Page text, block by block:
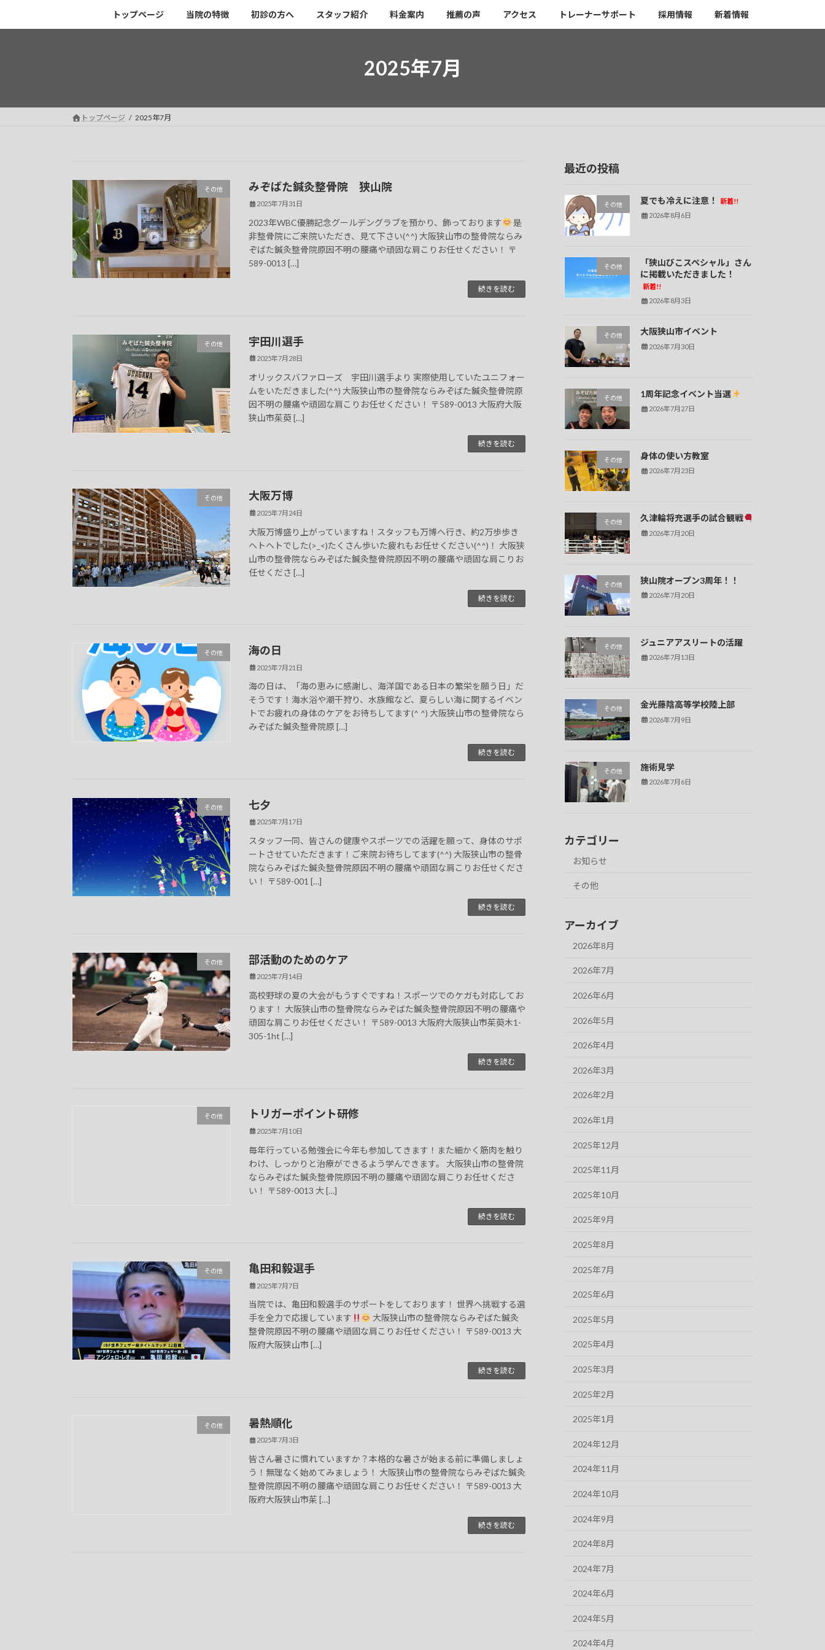
キ
に
トップページ 当院の特徴 初診の方へ スタッフ紹介 料金案内 推薦の声 アクセス トレーナーサポート 採用情報 新着情報
2025年7月
トップページ 2025年7月
その他 みぞばた鍼灸整骨院 狭山院
2025年7月31日
2023年WBC優勝記念グールデングラブを預かり、飾っております
是
非整骨院にご来院いただき、見て下さい(^^) 大阪狭山市の整骨院ならみ
ぞばた鍼灸整骨院原因不明の腰痛や頑固な肩こりお任せください！ 〒
589-0013 […]
続きを読む
その他 宇田川選手
2025年7月28日
オリックスバファローズ 宇田川選手より 実際使用していたユニフォー
ムをいただきました(^^) 大阪狭山市の整骨院ならみぞばた鍼灸整骨院原
因不明の腰痛や頑固な肩こりお任せください！ 〒589-0013 大阪府大阪
狭山市茱萸 […]
続きを読む
その他 大阪万博
2025年7月24日
大阪万博盛り上がっていますね！スタッフも万博へ行き、約2万歩歩き
ヘトヘトでした(>_<)たくさん歩いた疲れもお任せください(^^)！ 大阪狭
山市の整骨院ならみぞばた鍼灸整骨院原因不明の腰痛や頑固な肩こりお
任せくださ […]
続きを読む
その他 海の日
2025年7月21日
海の日は、「海の恵みに感謝し、海洋国である日本の繁栄を願う日」だ
そうです！海水浴や潮干狩り、水族館など、夏らしい海に関するイベン
トでお疲れの身体のケアをお待ちしてます(^ ^) 大阪狭山市の整骨院なら
みぞばた鍼灸整骨院原 […]
続きを読む
その他 七夕
2025年7月17日
スタッフ一同、皆さんの健康やスポーツでの活躍を願って、身体のサポ
ートさせていただきます！ご来院お待ちしてます(^^) 大阪狭山市の整骨
院ならみぞばた鍼灸整骨院原因不明の腰痛や頑固な肩こりお任せくださ
い！ 〒589-001 […]
続きを読む
その他 部活動のためのケア
2025年7月14日
高校野球の夏の大会がもうすぐですね！スポーツでのケガも対応してお
ります！ 大阪狭山市の整骨院ならみぞばた鍼灸整骨院原因不明の腰痛や
頑固な肩こりお任せください！ 〒589-0013 大阪府大阪狭山市茱萸木1-
305-1ht […]
続きを読む
その他 トリガーポイント研修
2025年7月10日
毎年行っている勉強会に今年も参加してきます！また細かく筋肉を触り
わけ、しっかりと治療ができるよう学んできます。 大阪狭山市の整骨院
ならみぞばた鍼灸整骨院原因不明の腰痛や頑固な肩こりお任せくださ
い！ 〒589-0013 大 […]
続きを読む
その他 亀田和毅選手
2025年7月7日
当院では、亀田和毅選手のサポートをしております！ 世界へ挑戦する選
手を全力で応援しています
大阪狭山市の整骨院ならみぞばた鍼灸
整骨院原因不明の腰痛や頑固な肩こりお任せください！ 〒589-0013 大
阪府大阪狭山市 […]
続きを読む
その他 暑熱順化
2025年7月3日
皆さん暑さに慣れていますか？本格的な暑さが始まる前に準備しましょ
う！無理なく始めてみましょう！ 大阪狭山市の整骨院ならみぞばた鍼灸
整骨院原因不明の腰痛や頑固な肩こりお任せください！ 〒589-0013 大
阪府大阪狭山市茱 […]
続きを読む
最近の投稿
その他 夏でも冷えに注意！
新着!!
2026年8月6日
その他
「狭山びこスペシャル」さん
に掲載いただきました！
新着!!
2026年8月3日
その他 大阪狭山市イベント
2026年7月30日
その他 1周年記念イベント当選
2026年7月27日
その他 身体の使い方教室
2026年7月23日
その他 久津輪将充選手の試合観戦
2026年7月20日
その他 狭山院オープン3周年！！
2026年7月20日
その他 ジュニアアスリートの活躍
2026年7月13日
その他 金光藤陰高等学校陸上部
2026年7月9日
その他 施術見学
2026年7月6日
カテゴリー
お知らせ
その他
アーカイブ
2026年8月
2026年7月
2026年6月
2026年5月
2026年4月
2026年3月
2026年2月
2026年1月
2025年12月
2025年11月
2025年10月
2025年9月
2025年8月
2025年7月
2025年6月
2025年5月
2025年4月
2025年3月
2025年2月
2025年1月
2024年12月
2024年11月
2024年10月
2024年9月
2024年8月
2024年7月
2024年6月
2024年5月
2024年4月